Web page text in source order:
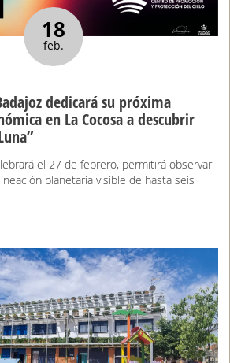
18
feb.
dedicará su próxima
en La Cocosa a descubrir
el 27 de febrero, permitirá observar
planetaria visible de hasta seis